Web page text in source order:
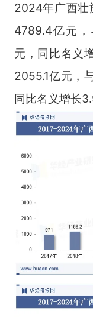
2024年广西壮
4789.4亿元
元，同比名义
2055.1亿元，
同比名义增长